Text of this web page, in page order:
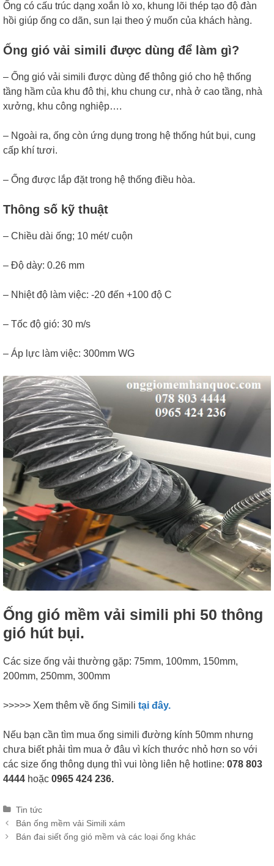
Ống có cấu trúc dạng xoắn lò xo, khung lõi thép tạo độ đàn
hồi giúp ống co dãn, sun lại theo ý muốn của khách hàng.
Ống gió vải simili được dùng để làm gì?
– Ống gió vải simili được dùng để thông gió cho hệ thống
tầng hầm của khu đô thị, khu chung cư, nhà ở cao tầng, nhà
xưởng, khu công nghiệp….
– Ngoài ra, ống còn ứng dụng trong hệ thống hút bụi, cung
cấp khí tươi.
– Ống được lắp đặt trong hệ thống điều hòa.
Thông số kỹ thuật
– Chiều dài ống; 10 mét/ cuộn
– Độ dày: 0.26 mm
– Nhiệt độ làm việc: -20 đến +100 độ C
– Tốc độ gió: 30 m/s
– Áp lực làm việc: 300mm WG
Ống gió mềm vải simili phi 50 thông
gió hút bụi.
Các size ống vải thường gặp: 75mm, 100mm, 150mm,
200mm, 250mm, 300mm
>>>>> Xem thêm về ống Simili tại đây.
Nếu bạn cần tìm mua ống simili đường kính 50mm nhưng
chưa biết phải tìm mua ở đâu vì kích thước nhỏ hơn so với
các size ống thông dụng thì vui lòng liên hệ hotline: 078 803
4444 hoặc 0965 424 236.
Categories
Tin tức
Post
navigation
Bán ống mềm vải Simili xám
Bán đai siết ống gió mềm và các loại ống khác